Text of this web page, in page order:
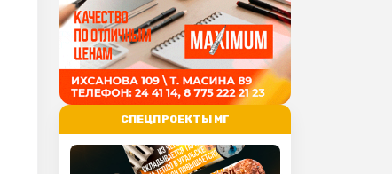
СПЕЦПРОЕКТЫ МГ